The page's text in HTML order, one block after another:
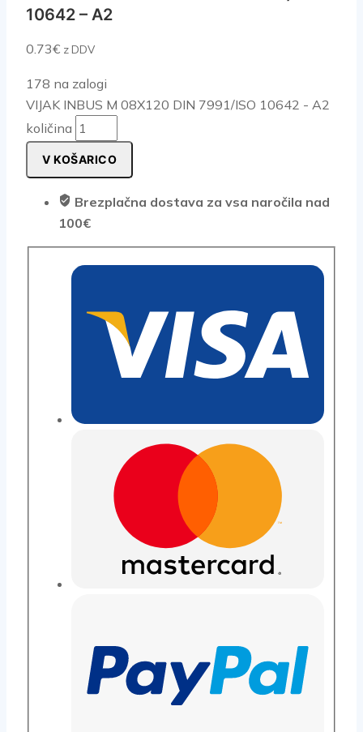
10642 – A2
0.73€ z DDV
178 na zalogi
VIJAK INBUS M 08X120 DIN 7991/ISO 10642 - A2
količina
V KOŠARICO
Brezplačna dostava za vsa naročila nad
100€